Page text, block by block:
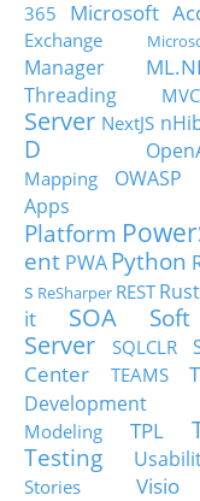
365
Microsoft
Exchange
Manager
Threading
MVC
Server NextJS
D
Mapping
OWASP
Apps
Platform
ent PWA Python
s ReSharper RESTRust
it
SOA
Server
SQLCLR
Center
TEAMS
Development
Modeling
TPL
Testing
Stories
Visio